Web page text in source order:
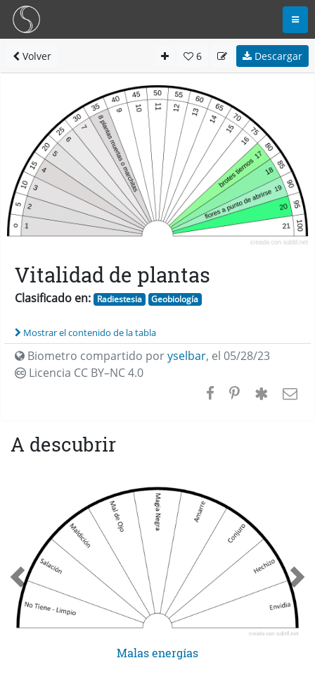
Volver 6 Descargar
Vitalidad de plantas
Clasificado en: Radiestesia Geobiología
Mostrar el contenido de la tabla
Biometro compartido poryselbar, el 05/28/23
Licencia CC BY–NC 4.0
A descubrir
Malas energías